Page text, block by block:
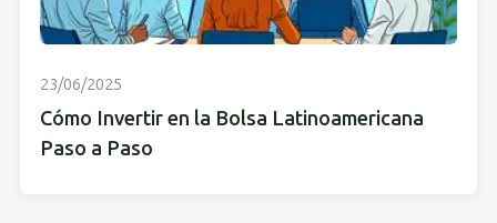
23/06/2025
Cómo Invertir en la Bolsa Latinoamericana
Paso a Paso